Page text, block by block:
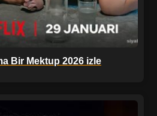
Bir Mektup 2026 izle